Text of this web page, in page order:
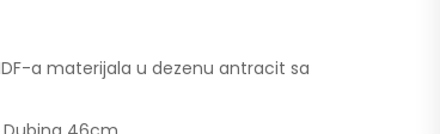
a materijala u dezenu antracit sa